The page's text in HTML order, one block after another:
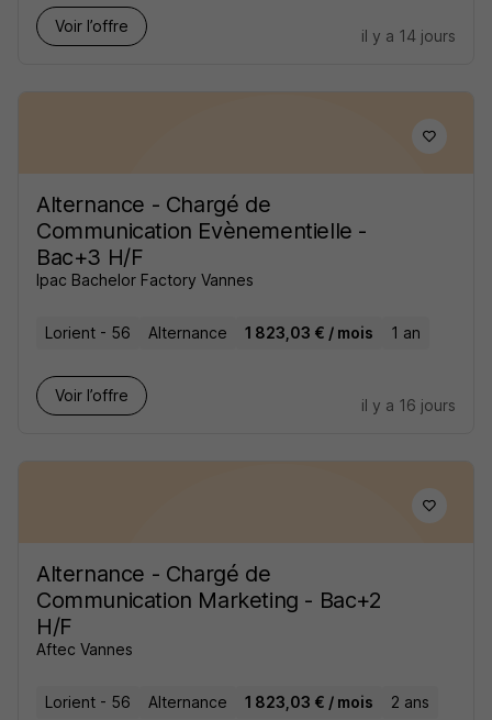
Voir l’offre
il y a 14 jours
Alternance - Chargé de
Communication Evènementielle -
Bac+3 H/F
Ipac Bachelor Factory Vannes
Lorient - 56 Alternance 1 823,03 € / mois 1 an
Voir l’offre
il y a 16 jours
Alternance - Chargé de
Communication Marketing - Bac+2
H/F
Aftec Vannes
Lorient - 56 Alternance 1 823,03 € / mois 2 ans